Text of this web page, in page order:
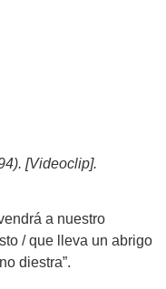
[Videoclip].
a nuestro
/ que lleva un abrigo
diestra”.